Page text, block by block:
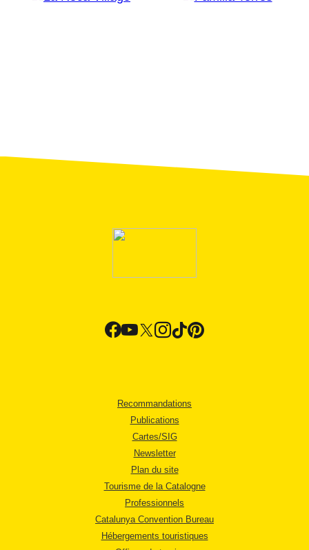
Recommandations
Publications
Cartes/SIG
Newsletter
Plan du site
Tourisme de la Catalogne
Professionnels
Catalunya Convention Bureau
Hébergements touristiques